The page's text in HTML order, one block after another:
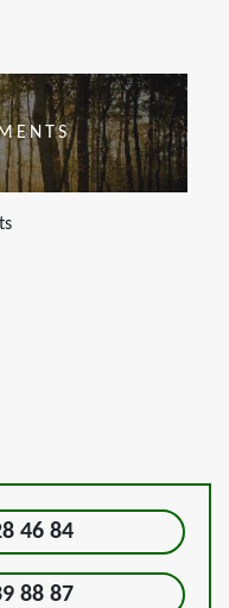
46 84
88 87